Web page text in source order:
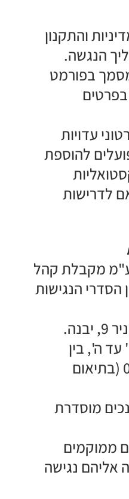
והתקנון
הנגשה.
בפורמט
בפרטים
עדויות
להוספת
לדרישות
מקבלת קהל
הנגישות
עד ה', בין
השעות 09:00-17:00 (בתיאום
מוסדרת
ממוקמים
אליהם נגישה